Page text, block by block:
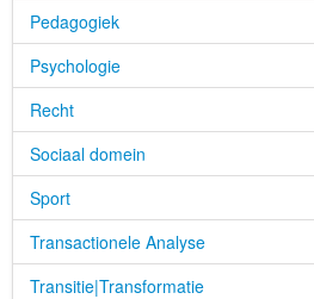
Pedagogiek
Psychologie
Recht
Sociaal domein
Sport
Transactionele Analyse
Transitie|Transformatie